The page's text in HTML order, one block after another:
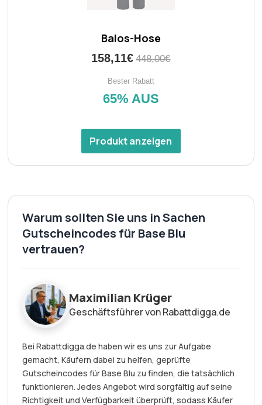
Balos-Hose
158,11€ 448,00€
Bester Rabatt
65% AUS
Produkt anzeigen
Warum sollten Sie uns in Sachen
Gutscheincodes für Base Blu
vertrauen?
Maximilian Krüger
Geschäftsführer von Rabattdigga.de
Bei Rabattdigga.de haben wir es uns zur Aufgabe
gemacht, Käufern dabei zu helfen, geprüfte
Gutscheincodes für Base Blu zu finden, die tatsächlich
funktionieren. Jedes Angebot wird sorgfältig auf seine
Richtigkeit und Verfügbarkeit überprüft, sodass Käufer